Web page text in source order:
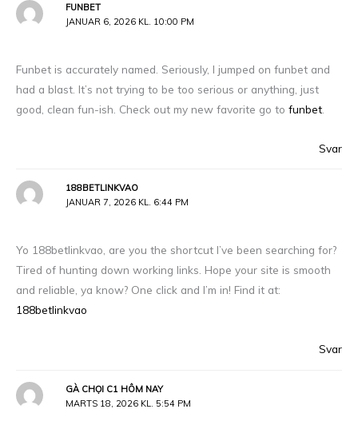
FUNBET
JANUAR 6, 2026 KL. 10:00 PM
Funbet is accurately named. Seriously, I jumped on funbet and
had a blast. It’s not trying to be too serious or anything, just
good, clean fun-ish. Check out my new favorite go to funbet
Svar
188BETLINKVAO
JANUAR 7, 2026 KL. 6:44 PM
Yo 188betlinkvao, are you the shortcut I’ve been searching for?
Tired of hunting down working links. Hope your site is smooth
and reliable, ya know? One click and I’m in! Find it at:
188betlinkvao
Svar
GÀ CHỌI C1 HÔM NAY
MARTS 18, 2026 KL. 5:54 PM